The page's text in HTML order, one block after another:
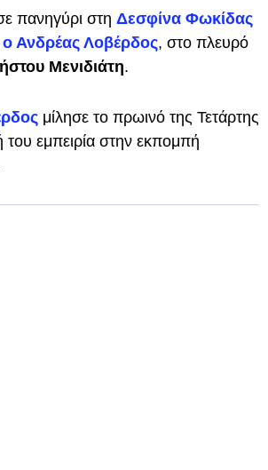
πανηγύρι στη Δεσφίνα Φωκίδας
ο Ανδρέας Λοβέρδος, στο πλευρό
Μενιδιάτη.
μίλησε το πρωινό της Τετάρτης
του εμπειρία στην εκπομπή